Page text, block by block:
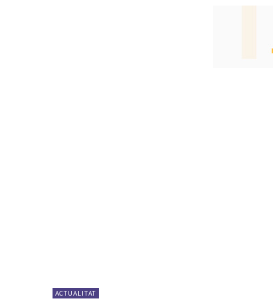
ACTUALITAT